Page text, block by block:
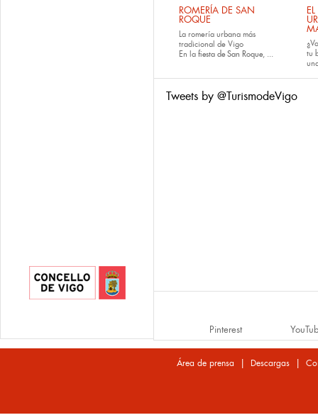
ROMERÍA DE SAN
ROQUE
La romería urbana más
tradicional de Vigo
En la fiesta de San Roque, ...
tu
Tweets by @TurismodeVigo
Pinterest
Área de prensa | Descargas|